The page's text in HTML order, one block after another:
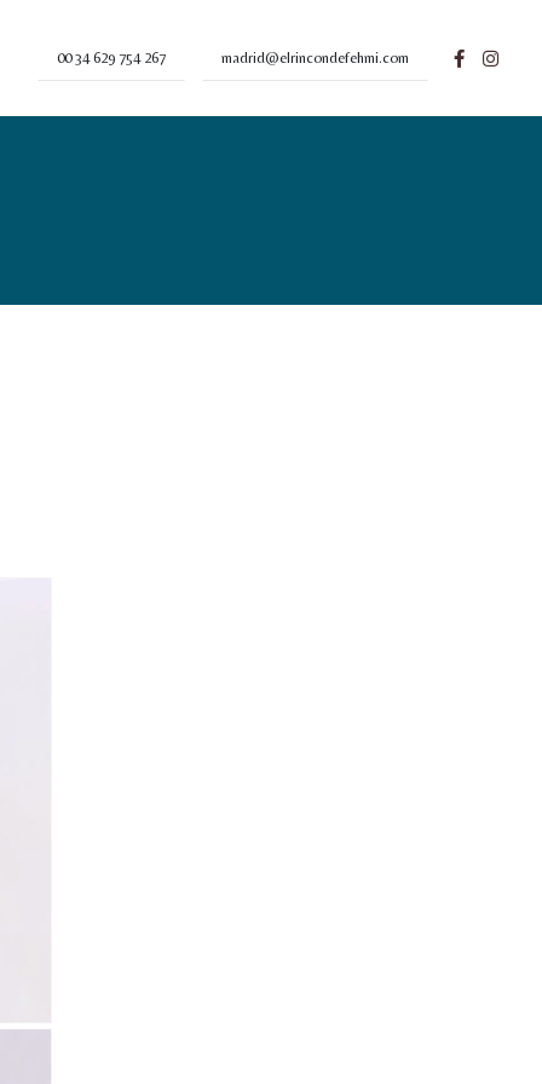
00 34 629 754 267 madrid@elrincondefehmi.com